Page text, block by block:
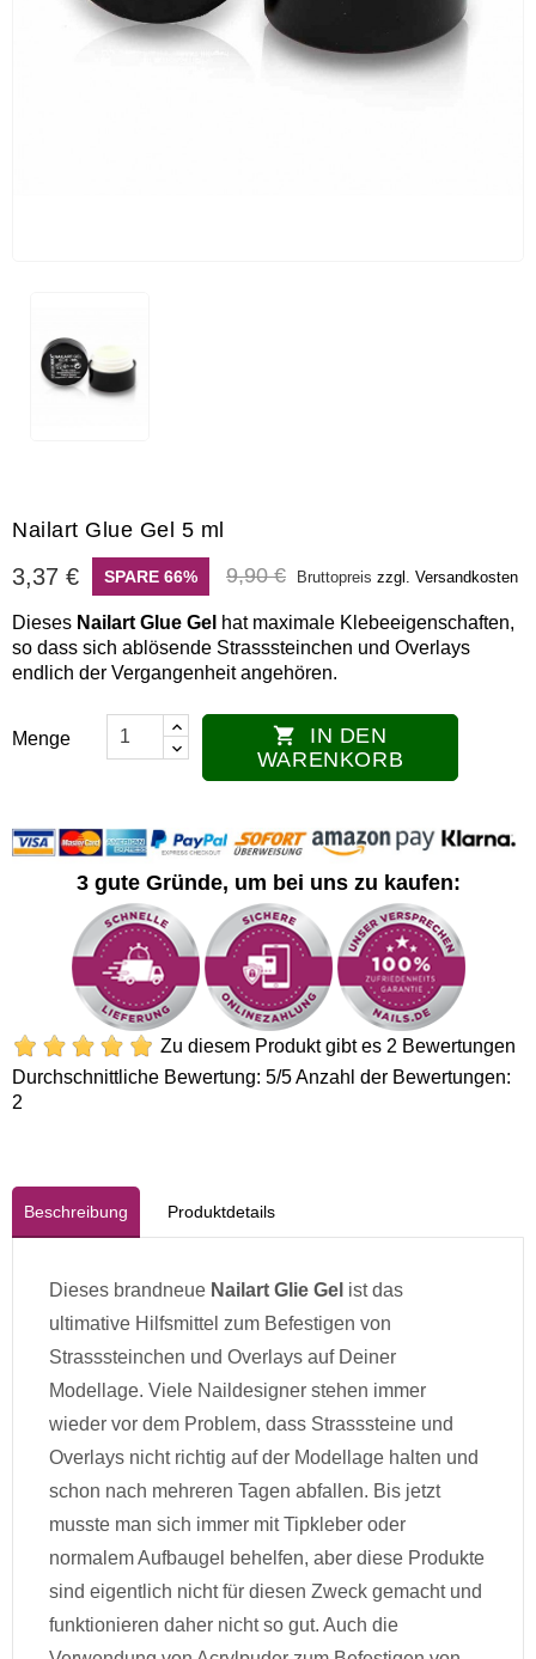
Nailart Glue Gel 5 ml
3,37 € SPARE 66% 9,90 € Bruttopreis zzgl. Versandkosten
Dieses Nailart Glue Gel hat maximale Klebeeigenschaften,
so dass sich ablösende Strasssteinchen und Overlays
endlich der Vergangenheit angehören.
Menge 
WARENKORB
3 gute Gründe, um bei uns zu kaufen:
Zu diesem Produkt gibt es 2 Bewertungen
Durchschnittliche Bewertung: 5/5 Anzahl der Bewertungen:
2
Beschreibung Produktdetails
Dieses brandneue Nailart Glie Gel ist das
ultimative Hilfsmittel zum Befestigen von
Strasssteinchen und Overlays auf Deiner
Modellage. Viele Naildesigner stehen immer
wieder vor dem Problem, dass Strasssteine und
Overlays nicht richtig auf der Modellage halten und
schon nach mehreren Tagen abfallen. Bis jetzt
musste man sich immer mit Tipkleber oder
normalem Aufbaugel behelfen, aber diese Produkte
sind eigentlich nicht für diesen Zweck gemacht und
funktionieren daher nicht so gut. Auch die